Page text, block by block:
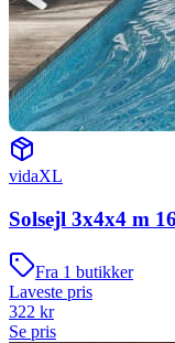
vidaXL
Solsejl 3x4x4 m
Fra 1 butikker
Laveste pris
322 kr
Se pris